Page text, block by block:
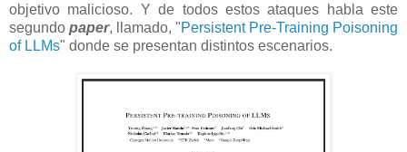
objetivo malicioso. Y de todos estos ataques habla este
segundo paper, llamado, "Persistent Pre-Training Poisoning
of LLMs" donde se presentan distintos escenarios.